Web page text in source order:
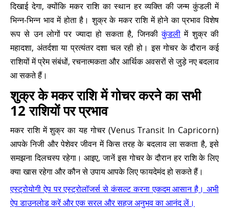
दिखाई देगा, क्योंकि मकर राशि का स्थान हर व्यक्ति की जन्म कुंडली में
भिन्न-भिन्न भाव में होता है। शुक्र के मकर राशि में होने का प्रभाव विशेष
रूप से उन लोगों पर ज्यादा हो सकता है, जिनकीकुंडली में शुक्र की
महादशा, अंतर्दशा या प्रत्यंतर दशा चल रही हो। इस गोचर के दौरान कई
राशियों में प्रेम संबंधों, रचनात्मकता और आर्थिक अवसरों से जुड़े नए बदलाव
आ सकते हैं।
शुक्र के मकर राशि में गोचर करने का सभी
12 राशियों पर प्रभाव
मकर राशि में शुक्र का यह गोचर (Venus Transit In Capricorn)
आपके निजी और पेशेवर जीवन में किस तरह के बदलाव ला सकता है, इसे
समझना दिलचस्प रहेगा। आइए, जानें इस गोचर के दौरान हर राशि के लिए
क्या खास रहेगा और कौन से उपाय आपके लिए फायदेमंद हो सकते हैं।
एस्ट्रोयोगी ऐप पर एस्ट्रोलॉजर्स से कंसल्ट करना एकदम आसान है। अभी
ऐप डाउनलोड करें और एक सरल और सहज अनुभव का आनंद लें।